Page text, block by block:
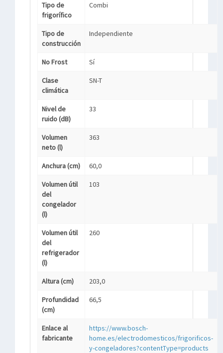
Tipo de
frigorífico
Combi
Tipo de
construcción
Independiente
No Frost Sí
Clase
climática
SN-T
Nivel de
ruido (dB)
33
Volumen
neto (l)
363
Anchura (cm) 60,0
Volumen útil
del
congelador
(l)
103
Volumen útil
del
refrigerador
(l)
260
Altura (cm) 203,0
Profundidad
(cm)
66,5
Enlace al
fabricante
https://www.bosch-
home.es/electrodomesticos/frigorificos-
y-congeladores?contentType=products